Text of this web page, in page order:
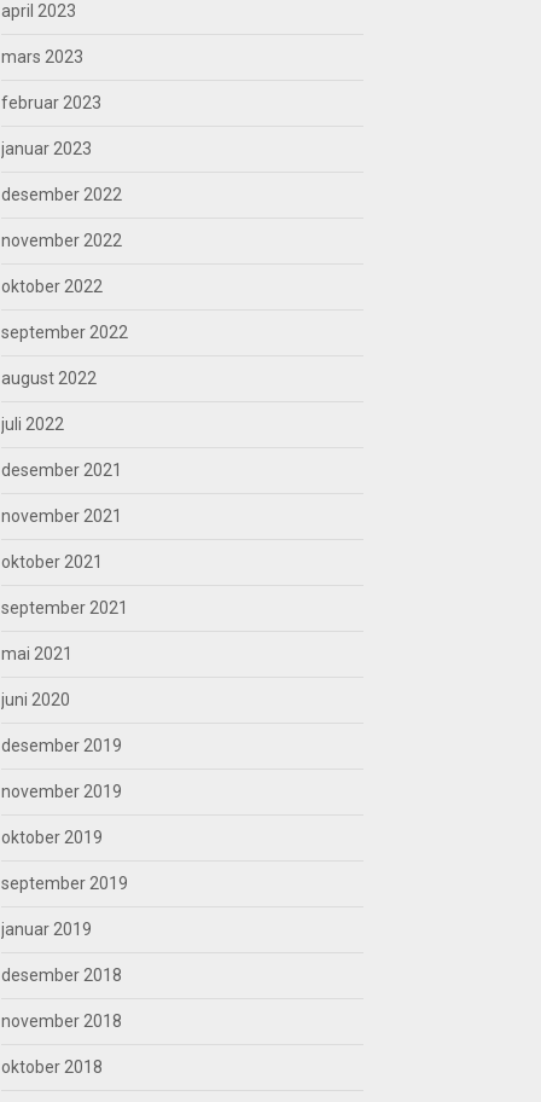
april 2023
mars 2023
februar 2023
januar 2023
desember 2022
november 2022
oktober 2022
september 2022
august 2022
juli 2022
desember 2021
november 2021
oktober 2021
september 2021
mai 2021
juni 2020
desember 2019
november 2019
oktober 2019
september 2019
januar 2019
desember 2018
november 2018
oktober 2018